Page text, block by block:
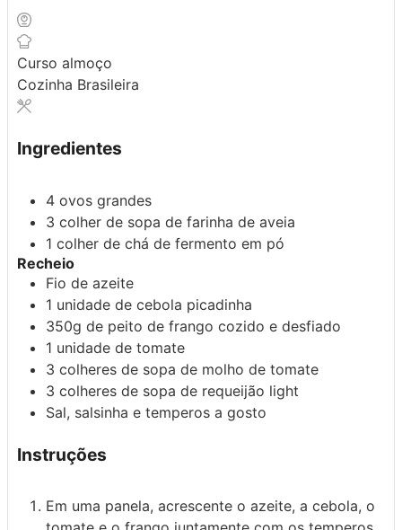
Curso almoço
Cozinha Brasileira
Ingredientes
4 ovos grandes
3 colher de sopa de farinha de aveia
1 colher de chá de fermento em pó
Recheio
Fio de azeite
1 unidade de cebola picadinha
350g de peito de frango cozido e desfiado
1 unidade de tomate
3 colheres de sopa de molho de tomate
3 colheres de sopa de requeijão light
Sal, salsinha e temperos a gosto
Instruções
Em uma panela, acrescente o azeite, a cebola, o